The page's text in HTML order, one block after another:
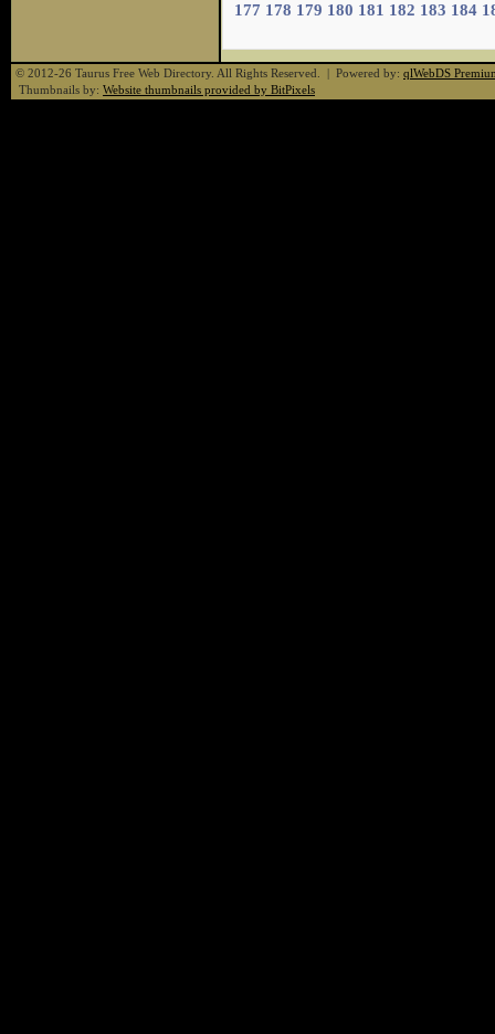
177 178 179 180 181 182 183 184
© 2012-26 Taurus Free Web Directory. All Rights Reserved. | Powered by: qlWebDS
Thumbnails by: Website thumbnails provided by BitPixels